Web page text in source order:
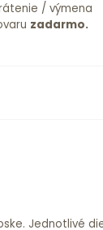
/ výmena
zadarmo.